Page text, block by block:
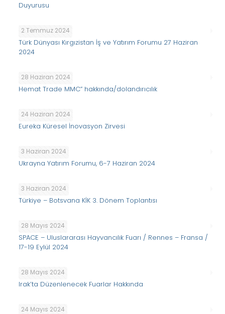
Duyurusu
2 Temmuz 2024
Türk Dünyası Kırgızistan İş ve Yatırım Forumu 27 Haziran
2024
28 Haziran 2024
Hemat Trade MMC” hakkında/dolandırıcılık
24 Haziran 2024
Eureka Küresel İnovasyon Zirvesi
3 Haziran 2024
Ukrayna Yatırım Forumu, 6-7 Haziran 2024
3 Haziran 2024
Türkiye – Botsvana KİK 3. Dönem Toplantısı
28 Mayıs 2024
SPACE – Uluslararası Hayvancılık Fuarı / Rennes – Fransa /
17-19 Eylül 2024
28 Mayıs 2024
Irak’ta Düzenlenecek Fuarlar Hakkında
24 Mayıs 2024